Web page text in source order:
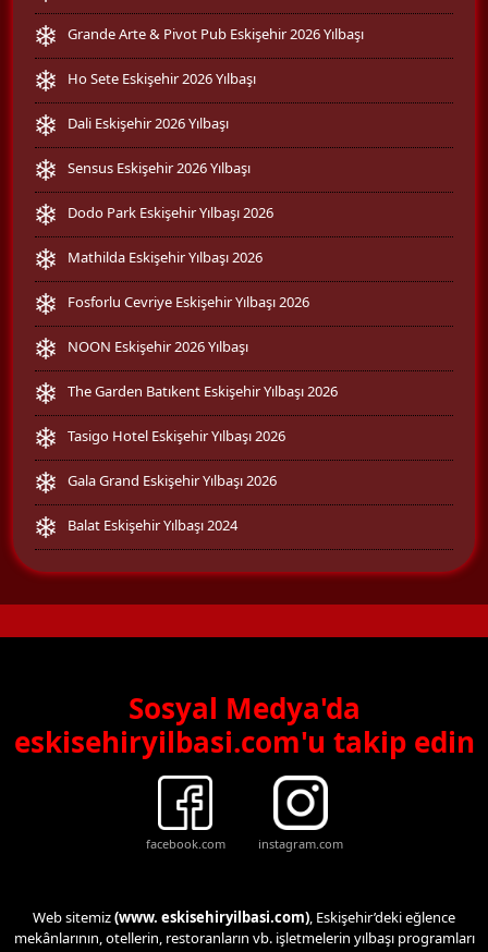
Grande Arte & Pivot Pub Eskişehir 2026 Yılbaşı
Ho Sete Eskişehir 2026 Yılbaşı
Dali Eskişehir 2026 Yılbaşı
Sensus Eskişehir 2026 Yılbaşı
Dodo Park Eskişehir Yılbaşı 2026
Mathilda Eskişehir Yılbaşı 2026
Fosforlu Cevriye Eskişehir Yılbaşı 2026
NOON Eskişehir 2026 Yılbaşı
The Garden Batıkent Eskişehir Yılbaşı 2026
Tasigo Hotel Eskişehir Yılbaşı 2026
Gala Grand Eskişehir Yılbaşı 2026
Balat Eskişehir Yılbaşı 2024
Sosyal Medya'da
eskisehiryilbasi.com'u takip edin
facebook.com instagram.com
Web sitemiz(www. eskisehiryilbasi.com) , Eskişehir’deki eğlence
mekânlarının, otellerin, restoranların vb. işletmelerin yılbaşı programları